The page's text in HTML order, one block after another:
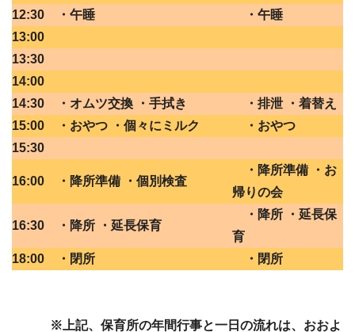
12:30 ・午睡
・午睡
13:00
13:30
14:00
14:30 ・オムツ交換 ・手拭き
・排泄 ・着替え
15:00 ・おやつ ・個々にミルク
・おやつ
15:30
16:00 ・降所準備 ・個別検査
・降所準備 ・お
帰りの会
16:30 ・降所 ・延長保育
・降所 ・延長保
育
18:00 ・閉所 ・閉所
※上記、保育所の年間行事と一日の流れは、おおよ